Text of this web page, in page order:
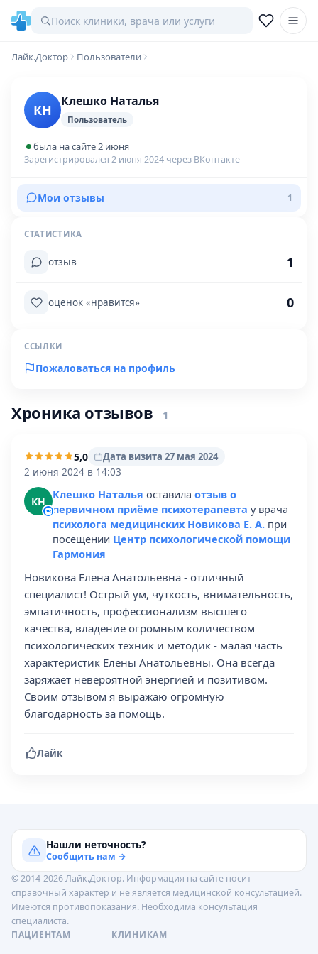
Лайк.Доктор Пользователи
КН
Клешко Наталья
Пользователь
была на сайте 2 июня
Зарегистрировался 2 июня 2024 через ВКонтакте
Мои отзывы 1
СТАТИСТИКА
отзыв 1
оценок «нравится» 0
ССЫЛКИ
Пожаловаться на профиль
Хроника отзывов 1
5,0
Дата визита 27 мая 2024
2 июня 2024 в 14:03
КН Клешко Наталья оставила отзыв о
первичном приёме психотерапевта у врача
психолога медицинских Новикова Е. А. при
посещении Центр психологической помощи
Гармония
Новикова Елена Анатольевна - отличный
специалист! Острый ум, чуткость, внимательность,
эмпатичность, профессионализм высшего
качества, владение огромным количеством
психологических техник и методик - малая часть
характеристик Елены Анатольевны. Она всегда
заряжает невероятной энергией и позитивом.
Своим отзывом я выражаю огромную
благодарность за помощь.
Лайк
Нашли неточность?
Сообщить нам →
© 2014-2026 Лайк.Доктор. Информация на сайте носит
справочный характер и не является медицинской консультацией.
Имеются противопоказания. Необходима консультация
специалиста.
ПАЦИЕНТАМ
КЛИНИКАМ